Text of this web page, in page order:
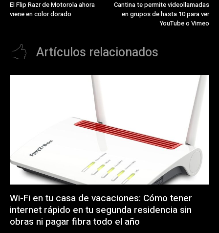
El Flip Razr de Motorola ahora
viene en color dorado
Cantina te permite videollamadas
en grupos de hasta 10 para ver
YouTube o Vimeo
Artículos relacionados
Wi-Fi en tu casa de vacaciones: Cómo tener
internet rápido en tu segunda residencia sin
obras ni pagar fibra todo el año